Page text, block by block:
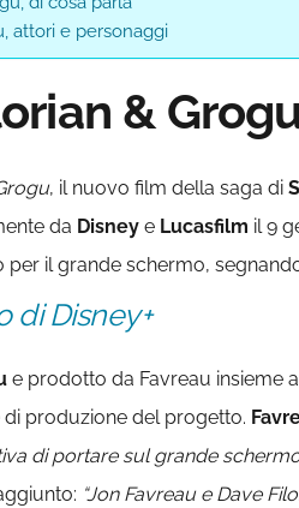
attori e personaggi
&
, il nuovo film della saga di
da Disney e Lucasfilm il 9
il grande schermo,
di Disney+
e prodotto da Favreau insieme a
produzione del progetto.
di portare sul grande
“Jon Favreau e Dave